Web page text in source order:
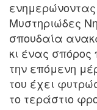
Μυστηριώδες
σπουδαία
κι ένας σπόρος
την επόμενη
του έχει
το τεράστιο